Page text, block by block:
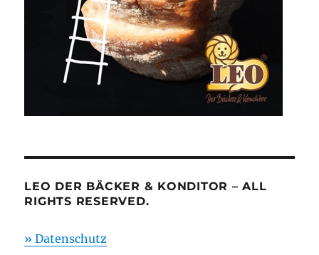
LEO DER BÄCKER & KONDITOR – ALL
RIGHTS RESERVED.
» Datenschutz